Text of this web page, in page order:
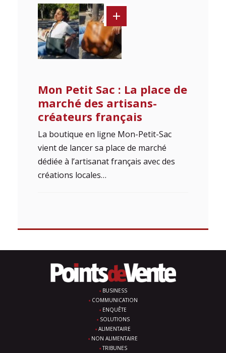
Mon Petit Sac : La place de
marché des artisans-
créateurs français
La boutique en ligne Mon-Petit-Sac
vient de lancer sa place de marché
dédiée à l’artisanat français avec des
créations locales…
BUSINESS
COMMUNICATION
ENQUÊTE
SOLUTIONS
ALIMENTAIRE
NON ALIMENTAIRE
TRIBUNES